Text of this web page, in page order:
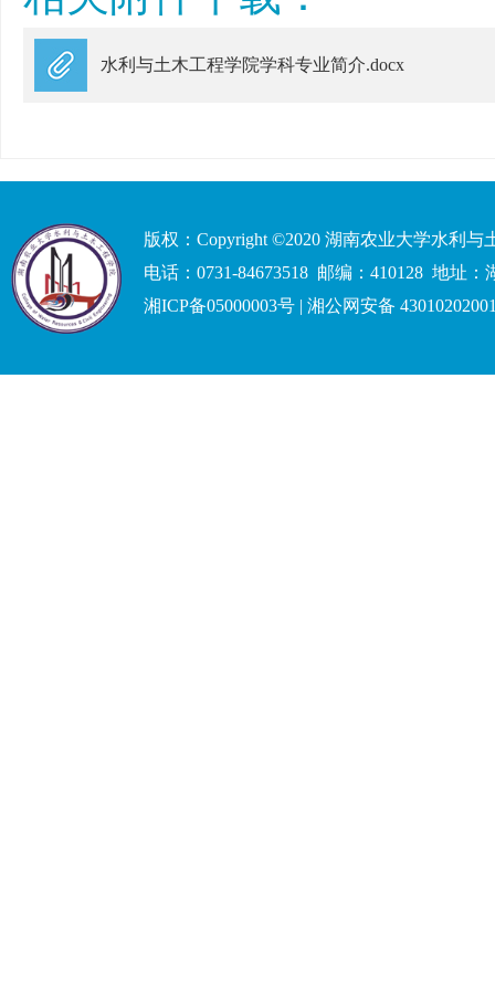
水利与土木工程学院学科专业简介.docx
版权：Copyright ©2020 湖南农业大学水利与
电话：0731-84673518 邮编：410128 地址
湘ICP备05000003号 | 湘公网安备